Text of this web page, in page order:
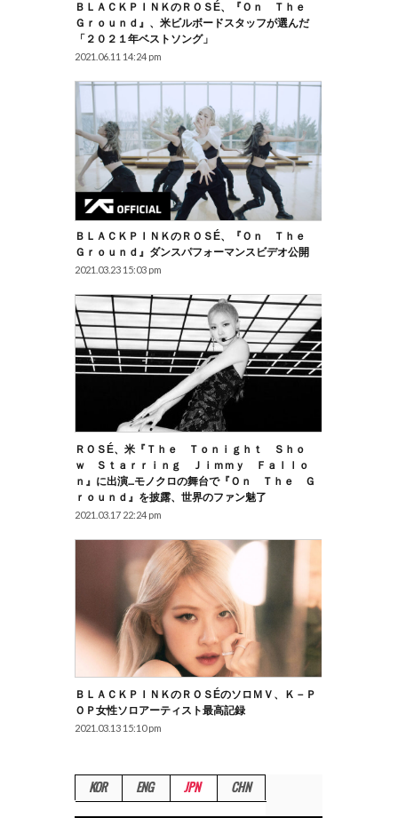
ＢＬＡＣＫＰＩＮＫのＲＯＳÉ、『Ｏｎ Ｔｈｅ
Ｇｒｏｕｎｄ』、米ビルボードスタッフが選んだ
「２０２１年ベストソング」
2021.06.11 14:24 pm
ＢＬＡＣＫＰＩＮＫのＲＯＳÉ、『Ｏｎ Ｔｈｅ
Ｇｒｏｕｎｄ』ダンスパフォーマンスビデオ公開
2021.03.23 15:03 pm
ＲＯＳÉ、米『Ｔｈｅ Ｔｏｎｉｇｈｔ Ｓｈｏ
Ｗ Ｓｔａｒｒｉｎｇ Ｊｉｍｍｙ Ｆａｌｌｏ
Ｎ』に出演…モノクロの舞台で『Ｏｎ Ｔｈｅ Ｇ
Ｒｏｕｎｄ』を披露、世界のファン魅了
2021.03.17 22:24 pm
ＢＬＡＣＫＰＩＮＫのＲＯＳÉのソロＭＶ、Ｋ－Ｐ
ＯＰ女性ソロアーティスト最高記録
2021.03.13 15:10 pm
KOR ENG JPN CHN